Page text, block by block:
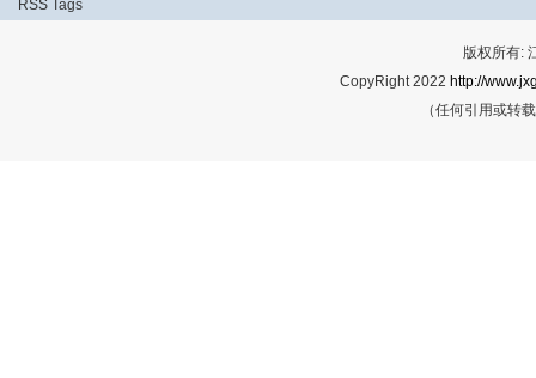
RSS Tags
版权所有:
CopyRight 2022 http://
（任何引用或转